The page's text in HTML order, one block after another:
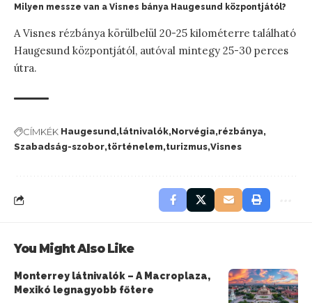
Milyen messze van a Visnes bánya Haugesund központjától?
A Visnes rézbánya körülbelül 20-25 kilométerre található
Haugesund központjától, autóval mintegy 25-30 perces
útra.
CÍMKÉK Haugesund látnivalók Norvégia rézbánya
Szabadság-szobor történelem turizmus Visnes
You Might Also Like
Monterrey látnivalók – A Macroplaza,
Mexikó legnagyobb főtere